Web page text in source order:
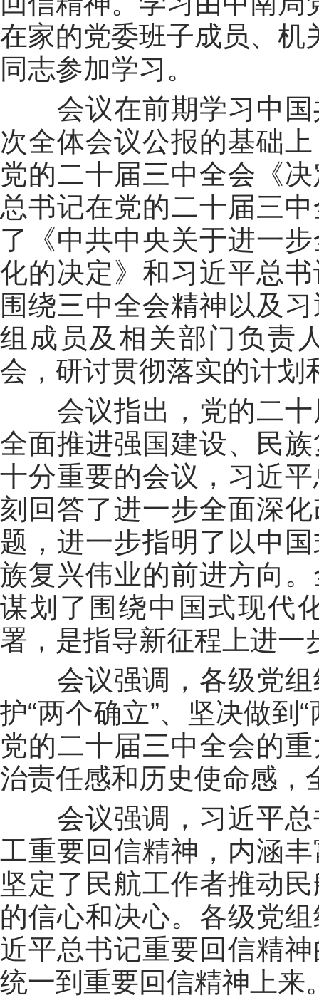
在家的党委班子成员、机
同志参加学习。
会议在前期学习 中
次全体会议公报的基础
党的二十届三中全会《
总书记在党的二十届三
了《中共中央关于进一
化的决定》和习近平总
围绕三中全会精神以及
组成员及相关部门负责
会，研讨贯彻落实的计划
会议指出，党的二
全面推进强国建设、民
十分重要的会议，习近
刻回答了进一步全面深
题，进一步指明了以中
族复兴伟业的前进方向
谋划了围绕中国式现代
署，是指导新征程上进一
会议强调，各级党
护“两个确立”、坚决做到
党的二十届三中全会的
治责任感和历史使命感，
会议强调，习近平
工重要回信精神，内涵
坚定了民航工作者推动
的信心和决心。各级党
近平总书记重要回信精
统一到重要回信精神上来